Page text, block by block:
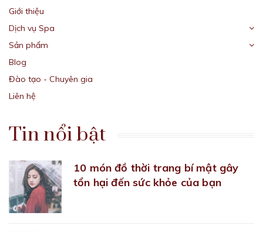
Giới thiệu
Dịch vụ Spa
Sản phẩm
Blog
Đào tạo - Chuyên gia
Liên hệ
Tin nổi bật
10 món đồ thời trang bí mật gây
tổn hại đến sức khỏe của bạn